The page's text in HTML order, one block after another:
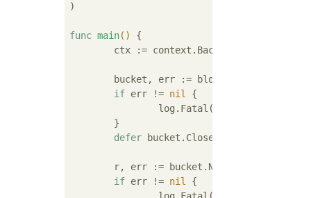
)
func main()
{
bucket, err :=
if err != nil
{
defer bucket.Close()
	r, err := bucket.NewReader(ctx,
if err != nil
{